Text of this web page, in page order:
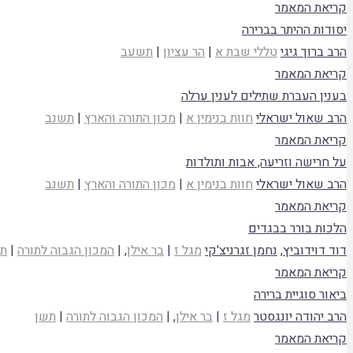
קריאת המאמר
יסודות ההיתר בברירה
הרב ברוך גיגיטללי שבת א | הר עציון | תשעב
קריאת המאמר
בענין העברת שתילים לענין ערלה
הרב שאול ישראליחוות בנימין א | מכון התורה והארץ | תשנב
קריאת המאמר
על חרישה וזריעה, אבות ותולדות
הרב שאול ישראליחוות בנימין א | מכון התורה והארץ | תשנב
קריאת המאמר
הלכות בורר בבגדים
דוד דוידוביץ,נחמן זגרניצ'קימגל ז | בר אילן, | המכון הגבוה לתורה |
קריאת המאמר
ביאור סוגיית ברירה
הרב יהודה יונגסטרמגל ז | בר אילן, | המכון הגבוה לתורה | תשן
קריאת המאמר